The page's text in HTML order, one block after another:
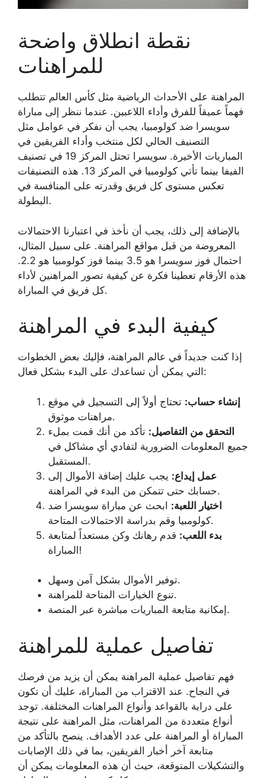
نقطة انطلاق واضحة
للمراهنات
المراهنة على الأحداث الرياضية مثل كأس العالم تتطلب
فهماً عميقاً للفرق وأداء اللاعبين. عندما ننظر إلى مباراة
سويسرا ضد كولومبيا، يجب أن نفكر في عوامل مثل
التصنيف الحالي لكل منتخب وأداء الفريقين في
المباريات الأخيرة. سويسرا تحتل المركز 19 في تصنيف
الفيفا بينما تأتي كولومبيا في المركز 13. هذه التصنيفات
تعكس مستوى كل فريق وقدرته على المنافسة في
البطولة.
بالإضافة إلى ذلك، يجب أن نأخذ في اعتبارنا الاحتمالات
المعروضة من قبل مواقع المراهنة. على سبيل المثال،
احتمال فوز سويسرا هو 3.5 بينما فوز كولومبيا هو 2.2.
هذه الأرقام تعطينا فكرة عن كيفية تصور المراهنين لأداء
كل فريق في المباراة.
كيفية البدء في المراهنة
إذا كنت جديداً في عالم المراهنة، فإليك بعض الخطوات
التي يمكن أن تساعدك على البدء بشكل فعال:
إنشاء حساب: تحتاج أولاً إلى التسجيل في موقع
مراهنات موثوق.
التحقق من التفاصيل: تأكد من أنك قمت بملء
جميع المعلومات الضرورية لتفادي أي مشاكل في
المستقبل.
عمل إيداع: يجب عليك إضافة الأموال إلى
حسابك حتى تتمكن من البدء في المراهنة.
اختيار اللعبة: ابحث عن مباراة سويسرا ضد
كولومبيا وقم بدراسة الاحتمالات المتاحة.
بدء اللعب: قدم رهانك وكن مستعداً لمتابعة
المباراة!
توفير الأموال بشكل آمن وسهل.
تنوع الخيارات المتاحة للمراهنة.
إمكانية متابعة المباريات مباشرة عبر المنصة.
تفاصيل عملية للمراهنة
فهم تفاصيل عملية المراهنة يمكن أن يزيد من فرصك
في النجاح. عند الاقتراب من المباراة، عليك أن تكون
على دراية بالقواعد وأنواع المراهنات المختلفة. توجد
أنواع متعددة من المراهنات، مثل المراهنة على نتيجة
المباراة أو المراهنة على عدد الأهداف. ينصح بالتأكد من
متابعة آخر أخبار الفريقين، بما في ذلك الإصابات
والتشكيلات المتوقعة، حيث أن هذه المعلومات يمكن أن